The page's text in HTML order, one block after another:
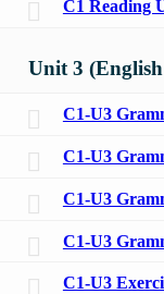
C1 Reading
Unit 3
C1-U3
C1-U3
C1-U3
C1-U3
C1-U3